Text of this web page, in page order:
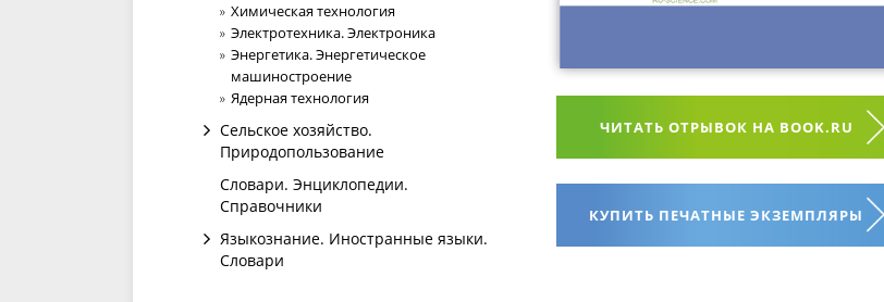
Химическая технология
Электротехника. Электроника
Энергетика. Энергетическое
машиностроение
Ядерная технология
Сельское хозяйство.
Природопользование
Словари. Энциклопедии.
Справочники
Языкознание. Иностранные языки.
Словари
ЧИТАТЬ ОТРЫВОК НА BOOK.RU
КУПИТЬ ПЕЧАТНЫЕ ЭКЗЕМПЛЯРЫ